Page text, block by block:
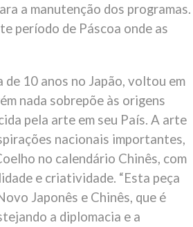
a manutenção dos programas.
período de Páscoa onde as
de 10 anos no Japão, voltou em
nada sobrepõe às origens
pela arte em seu País. A arte
nacionais importantes,
no calendário Chinês, com
e criatividade. “Esta peça
Japonês e Chinês, que é
a diplomacia e a